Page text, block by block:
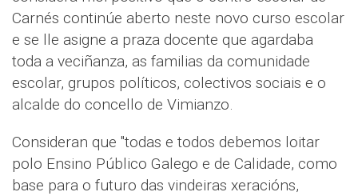
Carnés continúe aberto neste novo curso escolar
e se lle asigne a praza docente que agardaba
toda a veciñanza, as familias da comunidade
escolar, grupos políticos, colectivos sociais e o
alcalde do concello de Vimianzo.
Consideran que "todas e todos debemos loitar
polo Ensino Público Galego e de Calidade, como
base para o futuro das vindeiras xeracións,